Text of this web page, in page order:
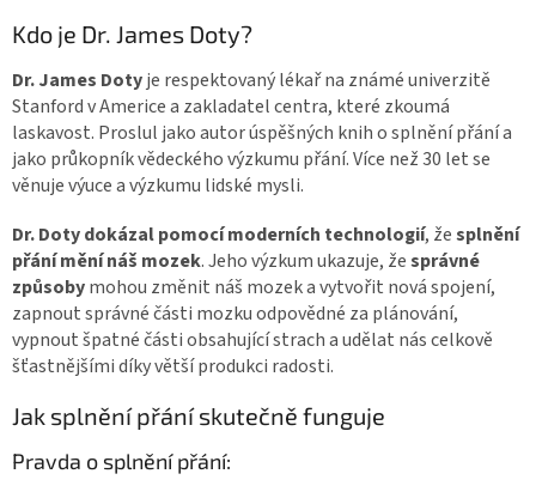
Kdo je Dr. James Doty?
Dr. James Dotyje respektovaný lékař na známé univerzitě
Stanford v Americe a zakladatel centra, které zkoumá
laskavost. Proslul jako autor úspěšných knih o splnění přání a
jako průkopník vědeckého výzkumu přání. Více než 30 let se
věnuje výuce a výzkumu lidské mysli.
Dr. Doty dokázal pomocí moderních technologií, žesplnění
přání mění náš mozek. Jeho výzkum ukazuje, žesprávné
způsobymohou změnit náš mozek a vytvořit nová spojení,
zapnout správné části mozku odpovědné za plánování,
vypnout špatné části obsahující strach a udělat nás celkově
šťastnějšími díky větší produkci radosti.
Jak splnění přání skutečně funguje
Pravda o splnění přání: